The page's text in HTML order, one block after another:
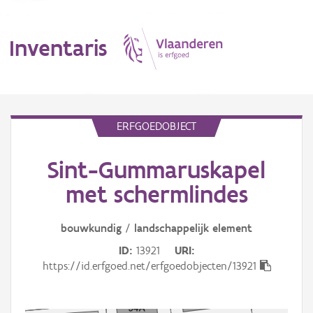
Inventaris
Erfgoedobject
Aanduidingsobject
Waarneming
ERFGOEDOBJECT
Sint-Gummaruskapel
met schermlindes
bouwkundig / landschappelijk element
ID 13921
URI
https://id.erfgoed.net/erfgoedobjecten/13921